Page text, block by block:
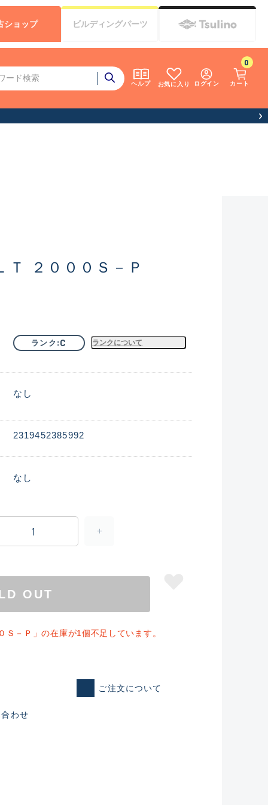
ヘルプ お気に入り ログイン カート
0
ショップ ビルディングパーツ
れた未使用
Ｔ ２０００Ｓ－Ｐ
ランク C ランクについて
なし
2319452385992
なし
OUT
Ｓ－Ｐ」の在庫が1個不足しています。
ご注文について
わせ